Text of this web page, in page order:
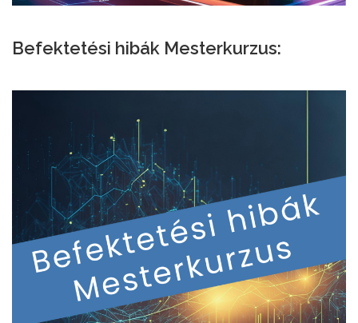
Befektetési hibák Mesterkurzus: